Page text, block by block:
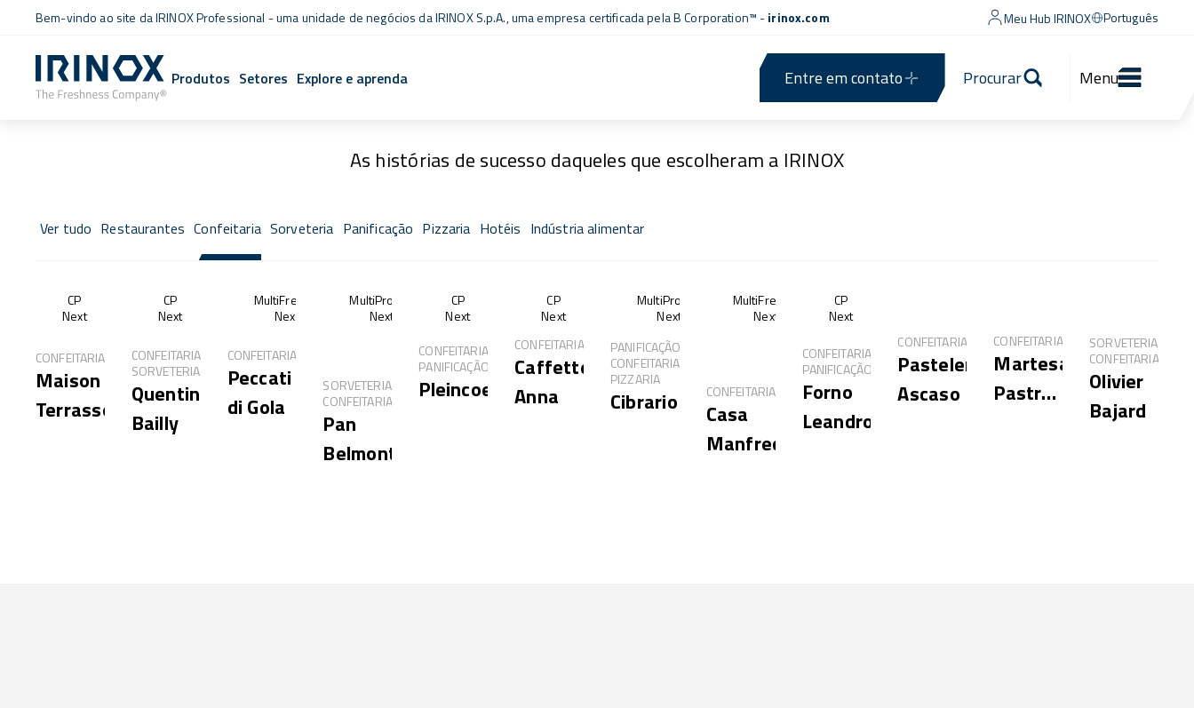
Bem-vindo ao site da IRINOX Professional - uma unidade de negócios da IRINOX S.p.A., uma empresacertificada pela B Corporation™ -irinox.com Meu Hub IRINOX Português
Produtos Setores Explore e aprenda Entre em contato Procurar Menu
As histórias de sucesso daqueles que escolheram a IRINOX
Ver tudo Restaurantes Confeitaria Sorveteria Panificação Pizzaria Hotéis Indústria alimentar
CP
Next
CONFEITARIA
Maison
Terrasson
CP
Next
CONFEITARIA,
SORVETERIA
Quentin
Bailly
MultiFresh®
Next
CONFEITARIA
Peccati
di Gola
MultiProof®
Next
SORVETERIA,
CONFEITARIA
Pan
Belmonte
CP
Next
CONFEITARIA,
PANIFICAÇÃO
Pleincoeur
CP
Next
CONFEITARIA
Caffetteria
Anna
MultiProof®
Next
PANIFICAÇÃO,
CONFEITARIA,
PIZZARIA
Cibrario
MultiFresh®
Next
CONFEITARIA
Casa
Manfredi
CP
Next
CONFEITARIA,
PANIFICAÇÃO
Forno
Leandro
CONFEITARIA
Pastelería
Ascaso
CONFEITARIA
Martesana
Pastry
SORVETERIA,
CONFEITARIA
Olivier
Bajard